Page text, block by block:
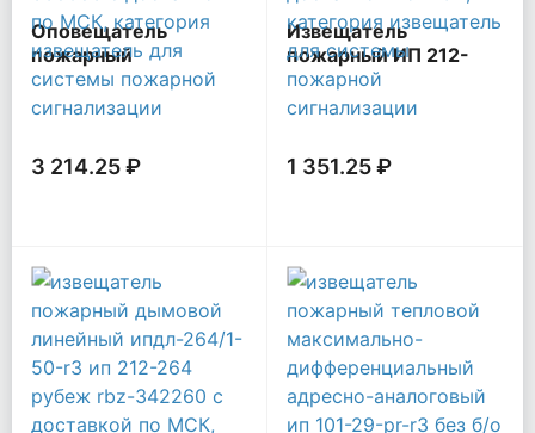
Оповещатель
пожарный
комбинированный
свето-звуковой
Rbz-338683
3 214.25 ₽
Извещатель
пожарный ИП 212-
50М "Марко"
автономный (30 мкА
054962
1 351.25 ₽